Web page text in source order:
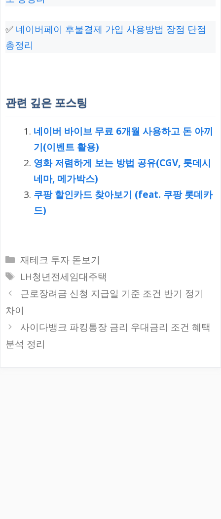
✅ 네이버페이 후불결제 가입 사용방법 장점 단점
총정리
관련 깊은 포스팅
네이버 바이브 무료 6개월 사용하고 돈 아끼
기(이벤트 활용)
영화 저렴하게 보는 방법 공유(CGV, 롯데시
네마, 메가박스)
쿠팡 할인카드 찾아보기 (feat. 쿠팡 롯데카
드)
카
테
리
재테크 투자 돋보기
태
그
LH청년전세임대주택
근로장려금 신청 지급일 기준 조건 반기 정기
차이
사이다뱅크 파킹통장 금리 우대금리 조건 혜택
분석 정리